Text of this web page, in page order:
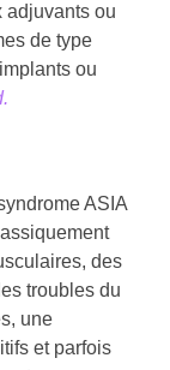
adjuvants ou
de type
ou
ASIA
des
troubles du
une
et parfois